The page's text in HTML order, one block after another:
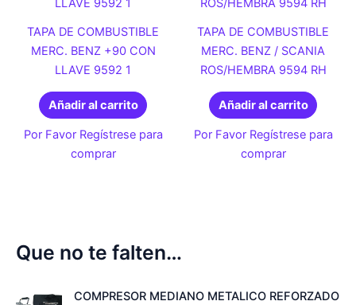
TAPA DE COMBUSTIBLE
MERC. BENZ +90 CON
LLAVE 9592 1
Añadir al carrito
Por Favor Regístrese para
comprar
TAPA DE COMBUSTIBLE
MERC. BENZ / SCANIA
ROS/HEMBRA 9594 RH
Añadir al carrito
Por Favor Regístrese para
comprar
Que no te falten…
COMPRESOR MEDIANO METALICO REFORZADO